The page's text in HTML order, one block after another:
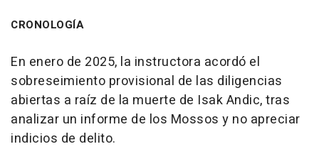
CRONOLOGÍA
En enero de 2025, la instructora acordó el
sobreseimiento provisional de las diligencias
abiertas a raíz de la muerte de Isak Andic, tras
analizar un informe de los Mossos y no apreciar
indicios de delito.